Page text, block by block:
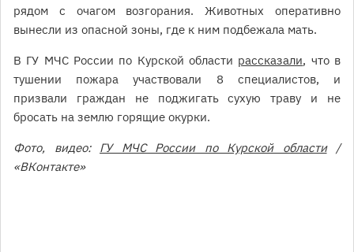
рядом с очагом возгорания. Животных оперативно
вынесли из опасной зоны, где к ним подбежала мать.
В ГУ МЧС России по Курской области рассказали, что в
тушении пожара участвовали 8 специалистов, и
призвали граждан не поджигать сухую траву и не
бросать на землю горящие окурки.
Фото, видео: ГУ МЧС России по Курской области/
«ВКонтакте»